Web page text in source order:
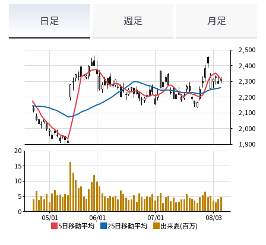
日足 週足 月足
5日移動平均 25日移動平均 出来高(百万)
08/03
07/01
06/01
05/01
1,900
2,000
2,100
2,200
2,300
2,400
2,500
0
5
10
15
20